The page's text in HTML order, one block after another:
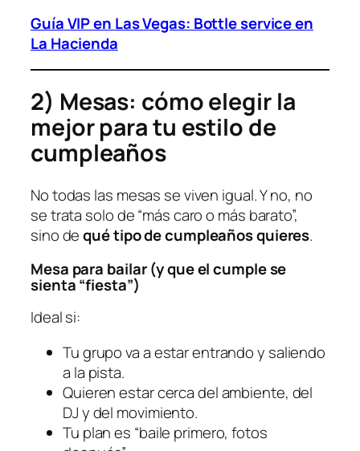
Guía VIP en Las Vegas: Bottle service en
La Hacienda
2) Mesas: cómo elegir la
mejor para tu estilo de
cumpleaños
No todas las mesas se viven igual. Y no, no
se trata solo de “más caro o más barato”,
sino dequé tipo de cumpleaños quieres.
Mesa para bailar (y que el cumple se
sienta “fiesta”)
Ideal si:
Tu grupo va a estar entrando y saliendo
a la pista.
Quieren estar cerca del ambiente, del
DJ y del movimiento.
Tu plan es “baile primero, fotos